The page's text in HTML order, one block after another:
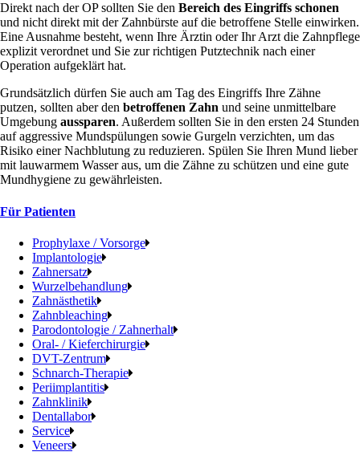
Direkt nach der OP sollten Sie den Bereich des Eingriffs schonen
und nicht direkt mit der Zahnbürste auf die betroffene Stelle einwirken.
Eine Ausnahme besteht, wenn Ihre Ärztin oder Ihr Arzt die Zahnpflege
explizit verordnet und Sie zur richtigen Putztechnik nach einer
Operation aufgeklärt hat.
Grundsätzlich dürfen Sie auch am Tag des Eingriffs Ihre Zähne
putzen, sollten aber den betroffenen Zahn und seine unmittelbare
Umgebung aussparen. Außerdem sollten Sie in den ersten 24 Stunden
auf aggressive Mundspülungen sowie Gurgeln verzichten, um das
Risiko einer Nachblutung zu reduzieren. Spülen Sie Ihren Mund lieber
mit lauwarmem Wasser aus, um die Zähne zu schützen und eine gute
Mundhygiene zu gewährleisten.
Für Patienten
Prophylaxe / Vorsorge
Implantologie
Zahnersatz
Wurzelbehandlung
Zahnästhetik
Zahnbleaching
Parodontologie / Zahnerhalt
Oral- / Kieferchirurgie
DVT-Zentrum
Schnarch-Therapie
Periimplantitis
Zahnklinik
Dentallabor
Service
Veneers